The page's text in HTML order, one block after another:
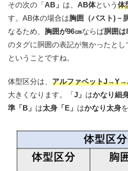
その次の「 AB」 は、 AB体という 体
す。AB体の場合は胸囲（バスト)－
なるため、 胸囲が96㎝ならば胴囲は
のタグに胴囲の表記が無かったと
ということですね。
体型区分は、 アルファベット
大きくなります。「 J」 はかなり細
準「 B」 は太身「 E」 はかなり太身